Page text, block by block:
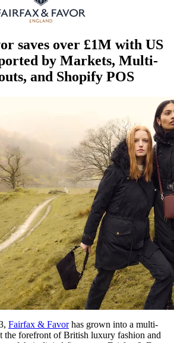
saves over £1M with US
by Markets, Multi-
and Shopify POS
Fairfax & Favorhas grown into a multi-
the forefront of British luxury fashion and